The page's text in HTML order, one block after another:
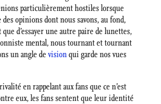
particulièrement hostiles lorsque
opinions dont nous savons, au fond,
que d’essayer une autre paire de lunettes,
mental, nous tournant et tournant
un angle devisionqui garde nos vues
en rappelant aux fans que ce n’est
eux, les fans sentent que leur identité